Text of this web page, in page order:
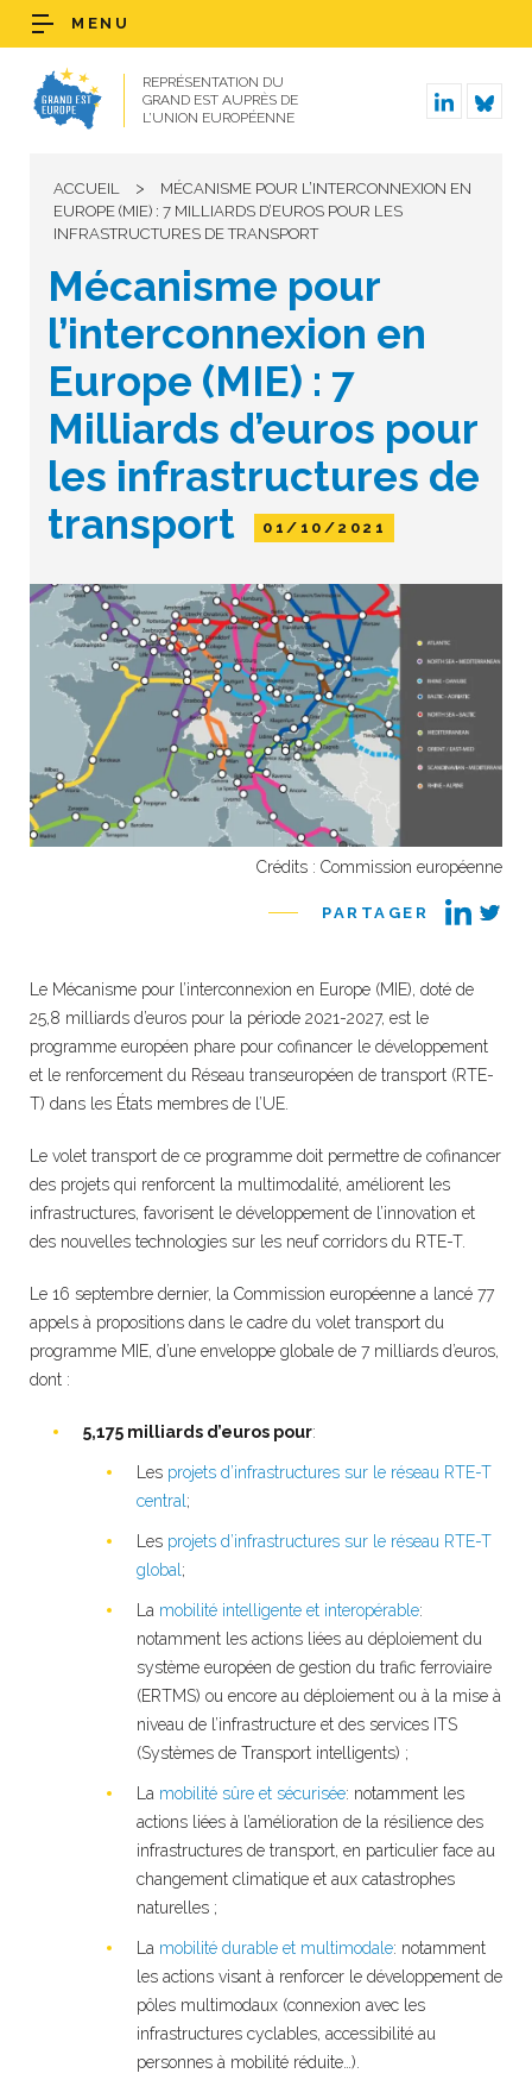
REPRÉSENTATION DU
GRAND EST AUPRÈS DE
L’UNION EUROPÉENNE
MENU
ACCUEIL >
MÉCANISME POUR L’INTERCONNEXION EN
EUROPE (MIE) : 7 MILLIARDS D’EUROS POUR LES
INFRASTRUCTURES DE TRANSPORT
Mécanisme pour
l’interconnexion en
Europe (MIE) : 7
Milliards d’euros pour
les infrastructures de
transport
01/10/2021
Crédits : Commission européenne
PARTAGER
Le Mécanisme pour l’interconnexion en Europe (MIE), doté de
25,8 milliards d’euros pour la période 2021-2027, est le
programme européen phare pour cofinancer le développement
et le renforcement du Réseau transeuropéen de transport (RTE-
T) dans les États membres de l’UE.
Le volet transport de ce programme doit permettre de cofinancer
des projets qui renforcent la multimodalité, améliorent les
infrastructures, favorisent le développement de l’innovation et
des nouvelles technologies sur les neuf corridors du RTE-T.
Le 16 septembre dernier, la Commission européenne a lancé 77
appels à propositions dans le cadre du volet transport du
programme MIE, d’une enveloppe globale de 7 milliards d’euros,
dont :
5,175 milliards d’euros pour:
Les projets d’infrastructures sur le réseau RTE-T
central ;
Les projets d’infrastructures sur le réseau RTE-T
global ;
La mobilité intelligente et interopérable:
notamment les actions liées au déploiement du
système européen de gestion du trafic ferroviaire
(ERTMS) ou encore au déploiement ou à la mise à
niveau de l’infrastructure et des services ITS
(Systèmes de Transport intelligents) ;
La mobilité sûre et sécurisée: notamment les
actions liées à l’amélioration de la résilience des
infrastructures de transport, en particulier face au
changement climatique et aux catastrophes
naturelles ;
La mobilité durable et multimodale: notamment
les actions visant à renforcer le développement de
pôles multimodaux (connexion avec les
infrastructures cyclables, accessibilité au
personnes à mobilité réduite…).